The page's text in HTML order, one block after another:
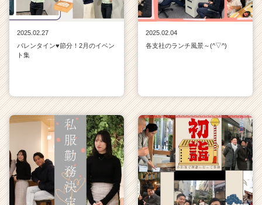
2025.02.27
バレンタイン♥節分！2月のイベン
ト集
2025.02.04
各支社のランチ風景～(^▽^)